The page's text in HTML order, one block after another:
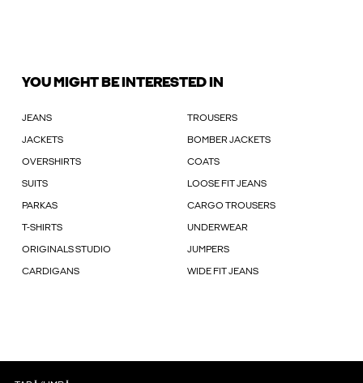
YOU MIGHT BE INTERESTED IN
JEANS TROUSERS
JACKETS BOMBER JACKETS
OVERSHIRTS COATS
SUITS LOOSE FIT JEANS
PARKAS CARGO TROUSERS
T-SHIRTS UNDERWEAR
ORIGINALS STUDIO JUMPERS
CARDIGANS WIDE FIT JEANS